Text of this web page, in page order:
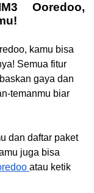
Ooredoo,
kamu bisa
Semua fitur
gaya dan
temanmu biar
dan daftar paket
juga bisa
atau ketik